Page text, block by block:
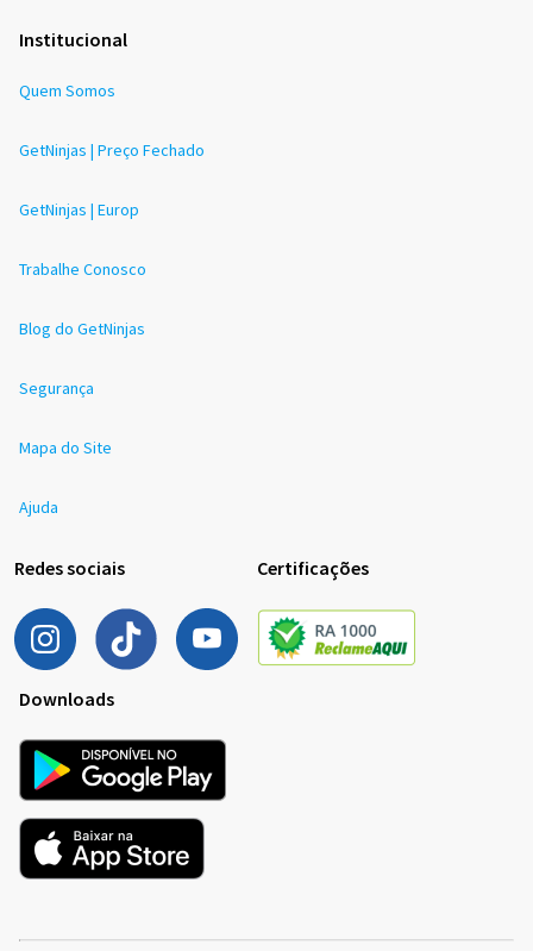
Institucional
Quem Somos
GetNinjas | Preço Fechado
GetNinjas | Europ
Trabalhe Conosco
Blog do GetNinjas
Segurança
Mapa do Site
Ajuda
Redes sociais Certificações
Downloads